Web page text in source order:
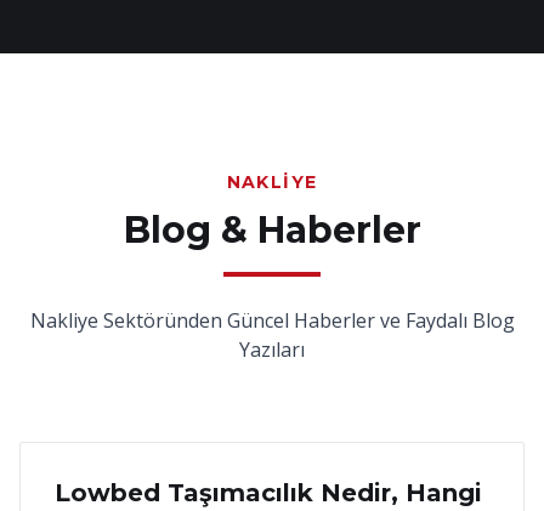
NAKLIYE
Blog & Haberler
Nakliye Sektöründen Güncel Haberler ve Faydalı Blog
Yazıları
18 Haziran 2026
Lowbed Taşımacılık Nedir, Hangi